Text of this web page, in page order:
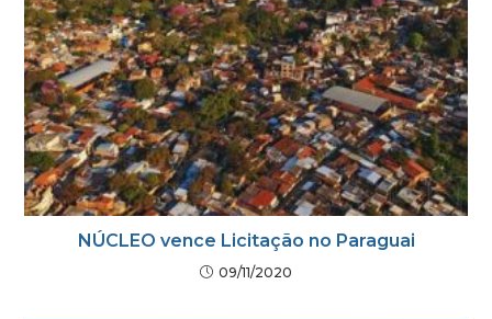
NÚCLEO vence Licitação no Paraguai
09/11/2020